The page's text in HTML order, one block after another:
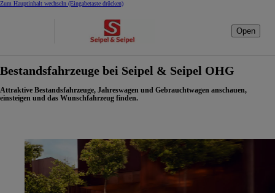
Zum Hauptinhalt wechseln (Eingabetaste drücken)
Open
Bestandsfahrzeuge bei Seipel & Seipel OHG
Attraktive Bestandsfahrzeuge, Jahreswagen und Gebrauchtwagen anschauen,
einsteigen und das Wunschfahrzeug finden.